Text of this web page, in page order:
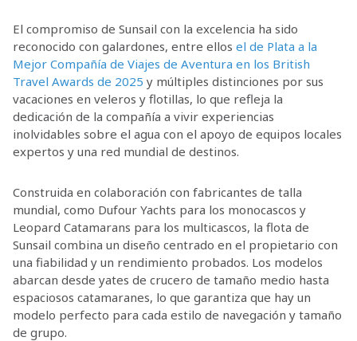
El compromiso de Sunsail con la excelencia ha sido
reconocido con galardones, entre ellos el de Plata a la
Mejor Compañía de Viajes de Aventura en los British
Travel Awards de 2025 y múltiples distinciones por sus
vacaciones en veleros y flotillas, lo que refleja la
dedicación de la compañía a vivir experiencias
inolvidables sobre el agua con el apoyo de equipos locales
expertos y una red mundial de destinos.
Construida en colaboración con fabricantes de talla
mundial, como Dufour Yachts para los monocascos y
Leopard Catamarans para los multicascos, la flota de
Sunsail combina un diseño centrado en el propietario con
una fiabilidad y un rendimiento probados. Los modelos
abarcan desde yates de crucero de tamaño medio hasta
espaciosos catamaranes, lo que garantiza que hay un
modelo perfecto para cada estilo de navegación y tamaño
de grupo.